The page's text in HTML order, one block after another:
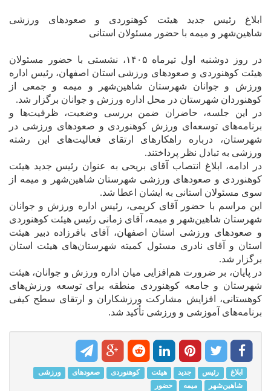
ابلاغ رئیس جدید هیئت کوهنوردی و صعودهای ورزشی
شاهین‌شهر و میمه با حضور مسئولان استانی
در روز دوشنبه اول تیرماه ۱۴۰۵، نشستی با حضور مسئولان
هیئت کوهنوردی و صعودهای ورزشی استان اصفهان، رئیس اداره
ورزش و جوانان شهرستان شاهین‌شهر و میمه و جمعی از
کوهنوردان شهرستان در محل اداره ورزش و جوانان برگزار شد.
در این جلسه، حاضران ضمن بررسی وضعیت، ظرفیت‌ها و
برنامه‌های توسعه‌ای ورزش کوهنوردی و صعودهای ورزشی در
شهرستان، درباره راهکارهای ارتقای فعالیت‌های این رشته
ورزشی به تبادل نظر پرداختند.
در ادامه، ابلاغ انتصاب آقای بریحی به عنوان رئیس جدید هیئت
کوهنوردی و صعودهای ورزشی شهرستان شاهین‌شهر و میمه از
سوی مسئولان استانی به ایشان اعطا شد.
این مراسم با حضور آقای کریمی، رئیس اداره ورزش و جوانان
شهرستان شاهین‌شهر و میمه، آقای زمانی رئیس هیئت کوهنوردی
و صعودهای ورزشی استان اصفهان، آقای باقرزاده دبیر هیئت
استان و آقای نادری مسئول کمیته شهرستان‌های هیئت استان
برگزار شد.
در پایان، بر ضرورت هم‌افزایی میان اداره ورزش و جوانان، هیئت
شهرستان و جامعه کوهنوردی منطقه برای توسعه ورزش‌های
کوهستانی، افزایش مشارکت ورزشکاران و ارتقای سطح کیفی
برنامه‌های آموزشی و ورزشی تأکید شد.
ابلاغ رئیس جدید هیئت کوهنوردی صعودهای
ورزشی
شاهین‌شهر
میمه حضور